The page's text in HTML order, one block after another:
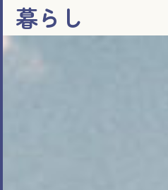
暮らし